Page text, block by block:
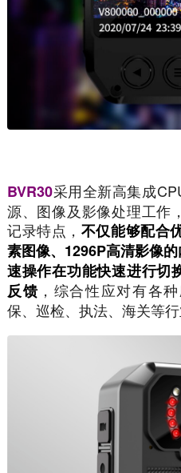
BVR30采用全新高集成
源、图像及影像处理工作
记录特点， 不仅能够配合
素图像、1296P高清影像
速操作在功能快速进行切
反馈 ，综合性应对有各
保、巡检、执法、海关等行